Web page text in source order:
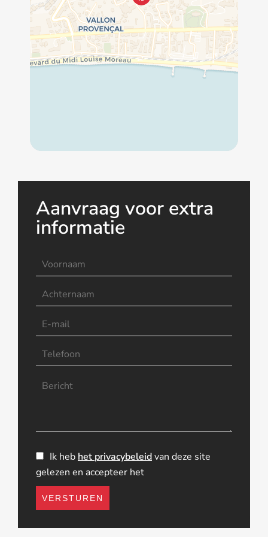
Aanvraag voor extra
informatie
Ik heb het privacybeleidvan deze site
gelezen en accepteer het
VERSTUREN